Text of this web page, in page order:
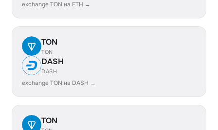
exchange TON на ETH →
TON
TON
DASH
DASH
exchange TON на DASH →
TON